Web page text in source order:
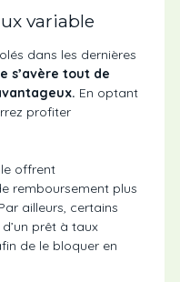
variable
dans les dernières
s’avère tout de
En optant
profiter
offrent
remboursement plus
ailleurs, certains
prêt à taux
de le bloquer en